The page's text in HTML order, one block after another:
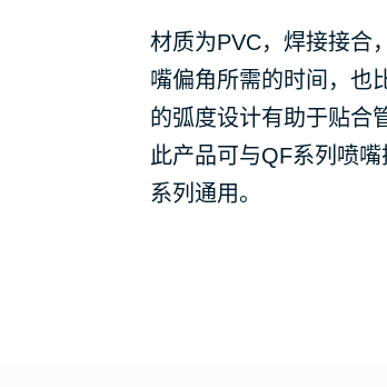
材质为PVC，焊接接合
嘴偏角所需的时间，也
的弧度设计有助于贴合
此产品可与QF系列喷
系列通用。